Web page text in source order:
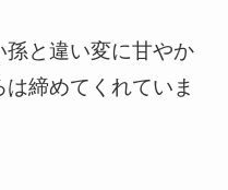
と違い変に甘やか
締めてくれていま